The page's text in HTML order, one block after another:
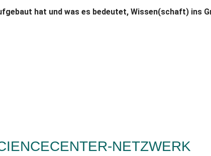
hat und was es bedeutet, Wissen(schaft) ins
NETZWERK